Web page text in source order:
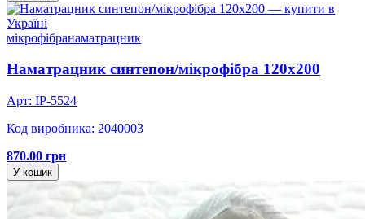
мікрофібранаматрацник
Наматрацник синтепон/мікрофібра 120х200
Арт: IP-5524
Код виробника: 2040003
870.00 грн
У кошик